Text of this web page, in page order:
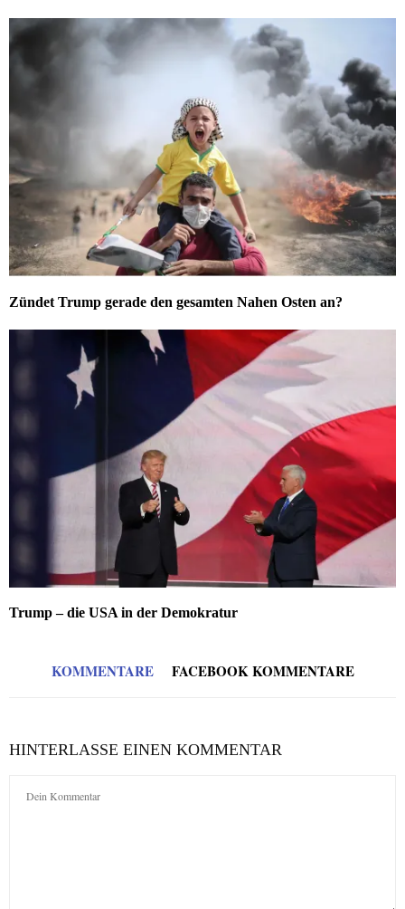
Zündet Trump gerade den gesamten Nahen Osten an?
Trump – die USA in der Demokratur
KOMMENTARE FACEBOOK KOMMENTARE
HINTERLASSE EINEN KOMMENTAR